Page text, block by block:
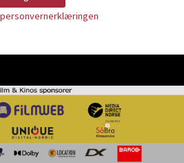
personvernerklæringen